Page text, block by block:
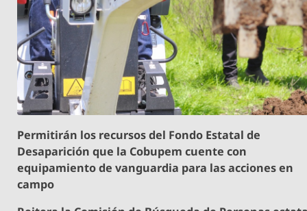
Permitirán los recursos del Fondo Estatal de
Desaparición que la Cobupem cuente con
equipamiento de vanguardia para las acciones en
campo